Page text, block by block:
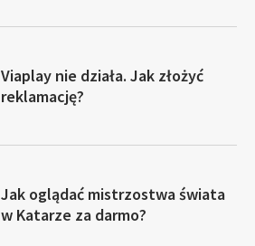
Viaplay nie działa. Jak złożyć
reklamację?
Jak oglądać mistrzostwa świata
w Katarze za darmo?